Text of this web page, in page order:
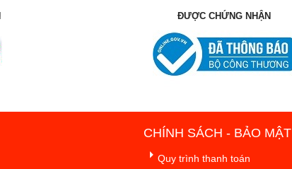
ĐƯỢC CHỨNG NHẬN
CHÍNH SÁCH - BẢO MẬT
Quy trình thanh toán